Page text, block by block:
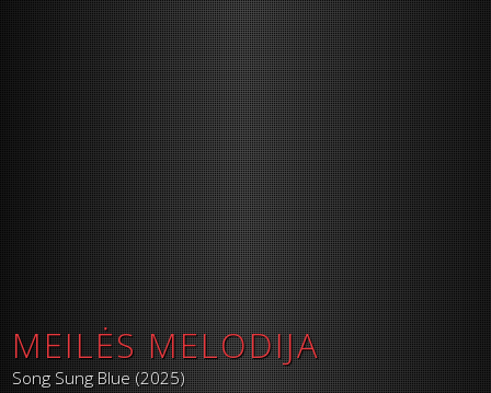
MEILĖS MELODIJA
Song Sung Blue (2025)